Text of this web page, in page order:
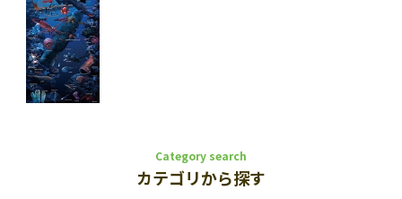
Category search
カテゴリから探す